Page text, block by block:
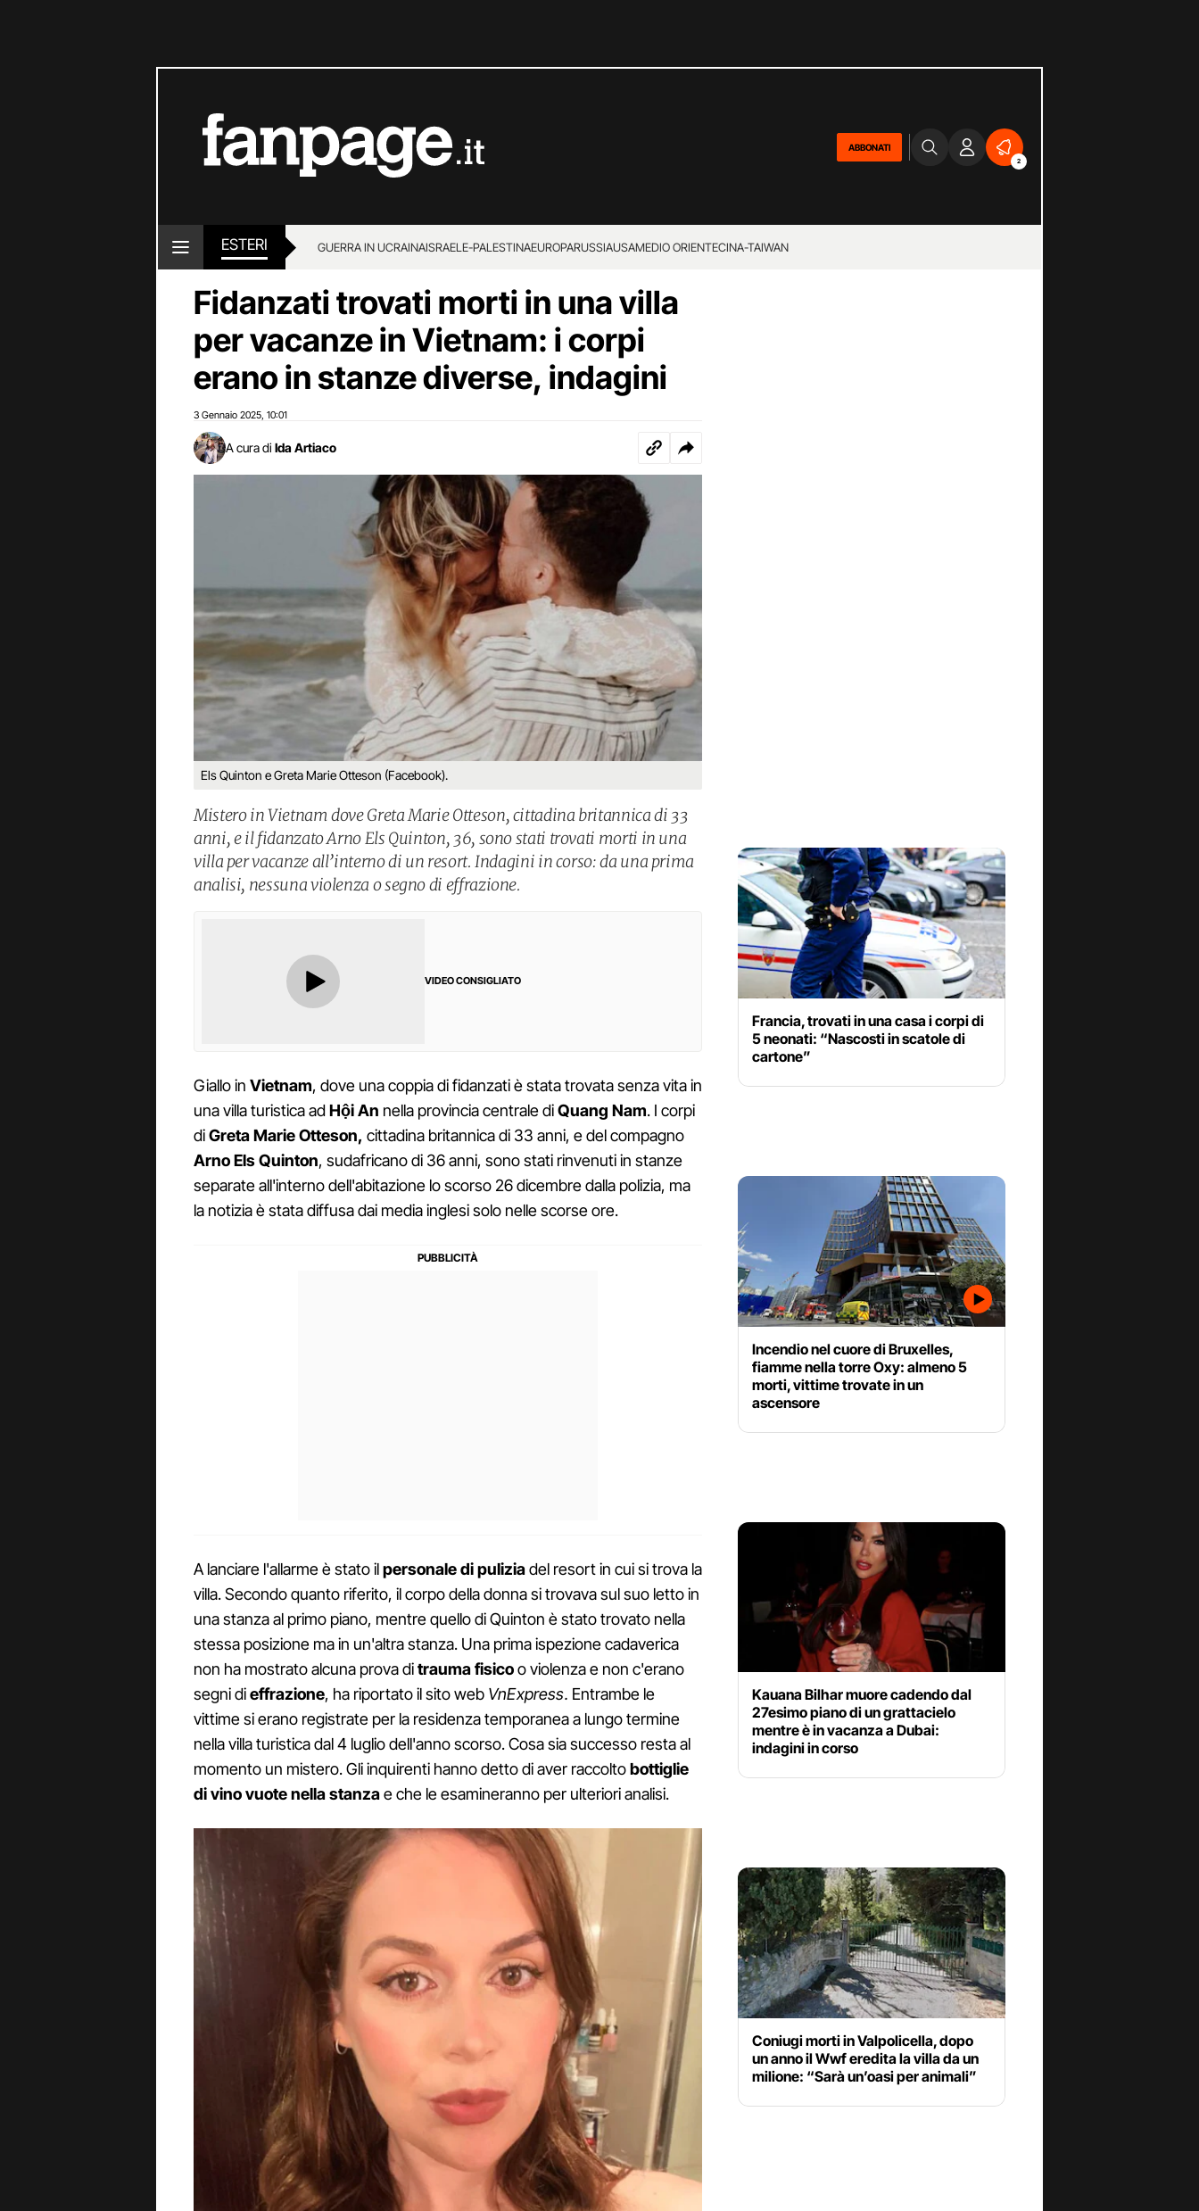
ABBONATI
2
ESTERI GUERRA IN UCRAINAISRAELE-PALESTINAEUROPARUSSIAUSAMEDIO ORIENTECINA-TAIWAN
Fidanzati trovati morti in una villa
per vacanze in Vietnam: i corpi
erano in stanze diverse, indagini
3 Gennaio 2025 10:01
A cura di Ida Artiaco
Els Quinton e Greta Marie Otteson (Facebook).
Mistero in Vietnam dove Greta Marie Otteson, cittadina britannica di 33
anni, e il fidanzato Arno Els Quinton, 36, sono stati trovati morti in una
villa per vacanze all’interno di un resort. Indagini in corso: da una prima
analisi, nessuna violenza o segno di effrazione.
VIDEO CONSIGLIATO
Giallo in Vietnam, dove una coppia di fidanzati è stata trovata senza vita in
una villa turistica adHội An nella provincia centrale diQuang Nam. I corpi
diGretaMarie Otteson, cittadina britannica di 33 anni, e del compagno
ArnoEls Quinton, sudafricano di 36 anni, sono stati rinvenuti in stanze
separate all'interno dell'abitazione lo scorso 26 dicembre dalla polizia, ma
la notizia è stata diffusa dai media inglesi solo nelle scorse ore.
A lanciare l'allarme è stato ilpersonaledi puliziadel resort in cui si trova la
villa. Secondo quanto riferito, il corpo della donna si trovava sul suo letto in
una stanza al primo piano, mentre quello di Quinton è stato trovato nella
stessa posizione ma in un'altra stanza. Una prima ispezione cadaverica
non ha mostrato alcuna prova ditrauma fisicoo violenza e non c'erano
segni dieffrazione, ha riportato il sito web VnExpress. Entrambe le
vittime si erano registrate per la residenza temporanea a lungo termine
nella villa turistica dal 4 luglio dell'anno scorso. Cosa sia successo resta al
momento un mistero. Gli inquirenti hanno detto di aver raccoltobottiglie
di vinovuotenella stanzae che le esamineranno per ulteriori analisi.
Francia, trovati in una casa i corpi di
5 neonati: “Nascosti in scatole di
cartone”
Incendio nel cuore di Bruxelles,
fiamme nella torre Oxy: almeno 5
morti, vittime trovate in un
ascensore
Kauana Bilhar muore cadendo dal
27esimo piano di un grattacielo
mentre è in vacanza a Dubai:
indagini in corso
Coniugi morti in Valpolicella, dopo
un anno il Wwf eredita la villa da un
milione: “Sarà un’oasi per animali”